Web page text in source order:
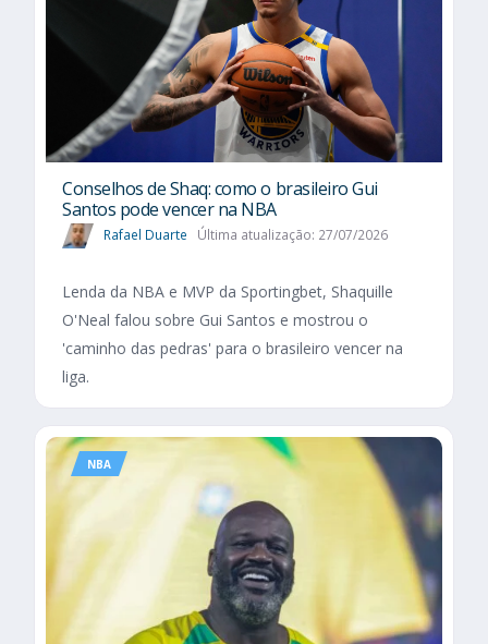
Conselhos de Shaq: como o brasileiro Gui
Santos pode vencer na NBA
Rafael Duarte Última atualização: 27/07/2026
Lenda da NBA e MVP da Sportingbet, Shaquille
O'Neal falou sobre Gui Santos e mostrou o
'caminho das pedras' para o brasileiro vencer na
liga.
NBA